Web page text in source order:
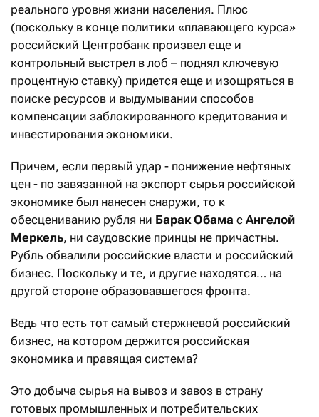
реального уровня жизни населения. Плюс
(поскольку в конце политики «плавающего курса»
российский Центробанк произвел еще и
контрольный выстрел в лоб – поднял ключевую
процентную ставку) придется еще и изощряться в
поиске ресурсов и выдумывании способов
компенсации заблокированного кредитования и
инвестирования экономики.
Причем, если первый удар - понижение нефтяных
цен - по завязанной на экспорт сырья российской
экономике был нанесен снаружи, то к
обесцениванию рубля ни Барак Обама с Ангелой
Меркель, ни саудовские принцы не причастны.
Рубль обвалили российские власти и российский
бизнес. Поскольку и те, и другие находятся… на
другой стороне образовавшегося фронта.
Ведь что есть тот самый стержневой российский
бизнес, на котором держится российская
экономика и правящая система?
Это добыча сырья на вывоз и завоз в страну
готовых промышленных и потребительских